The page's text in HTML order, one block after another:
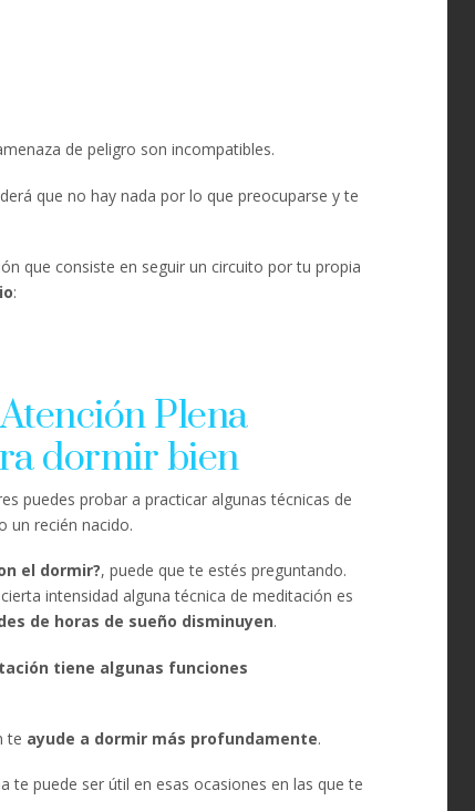
de peligro son incompatibles.
que no hay nada por lo que preocuparse y te
que consiste en seguir un circuito por tu propia
:
Plena
dormir bien
puedes probar a practicar algunas técnicas de
un recién nacido.
el dormir?, puede que te estés preguntando.
intensidad alguna técnica de meditación es
de horas de sueño disminuyen.
tiene algunas funciones
te ayude a dormir más profundamente.
te puede ser útil en esas ocasiones en las que te